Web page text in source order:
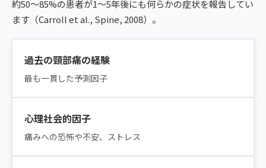
約50〜85%の患者が1〜5年後にも何らかの症状を報告してい
ます（Carroll et al., Spine, 2008）。
過去の頸部痛の経験
最も一貫した予測因子
心理社会的因子
痛みへの恐怖や不安、ストレス